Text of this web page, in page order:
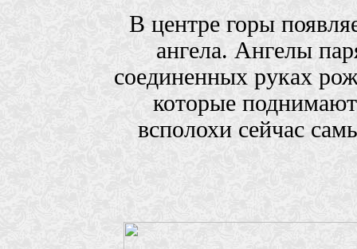
В центре горы
ангела. Ангелы
соединенных руках
которые
всполохи сейчас